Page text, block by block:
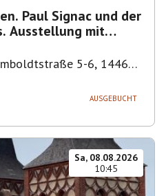
Paul Signac und der
Ausstellung mit
5-6, 14467
AUSGEBUCHT
Sa, 08.08.2026
10:45